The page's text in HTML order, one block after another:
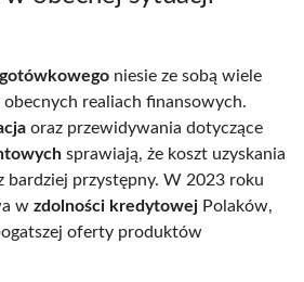
niesie ze sobą wiele
obecnych realiach finansowych.
oraz przewidywania dotyczące
sprawiają, że koszt uzyskania
bardziej przystępny. W 2023 roku
w zdolności kredytowej Polaków,
oferty produktów